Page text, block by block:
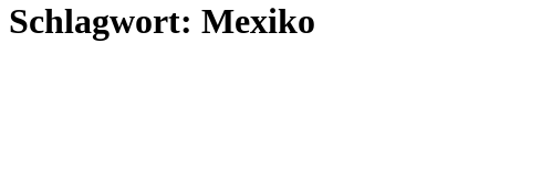
Schlagwort: Mexiko